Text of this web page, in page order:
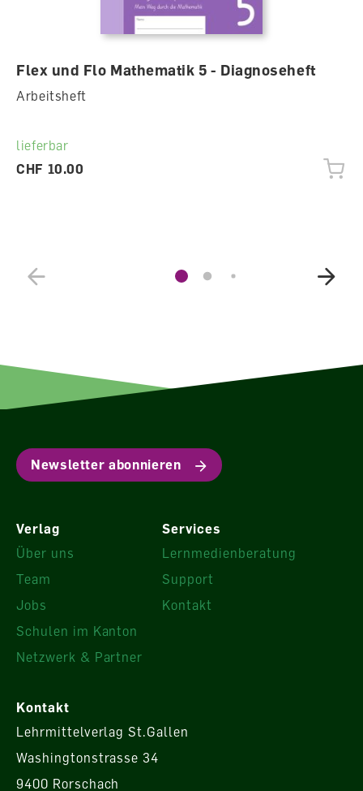
Flex und Flo Mathematik 5 - Diagnoseheft
Arbeitsheft
lieferbar
CHF 10.00
Newsletter abonnieren
Verlag
Über uns
Team
Jobs
Schulen im Kanton
Netzwerk & Partner
Services
Lernmedienberatung
Support
Kontakt
Kontakt
Lehrmittelverlag St.Gallen
Washingtonstrasse 34
9400 Rorschach